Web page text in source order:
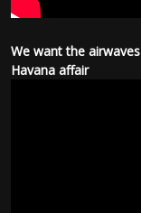
We want the airwaves
Havana affair